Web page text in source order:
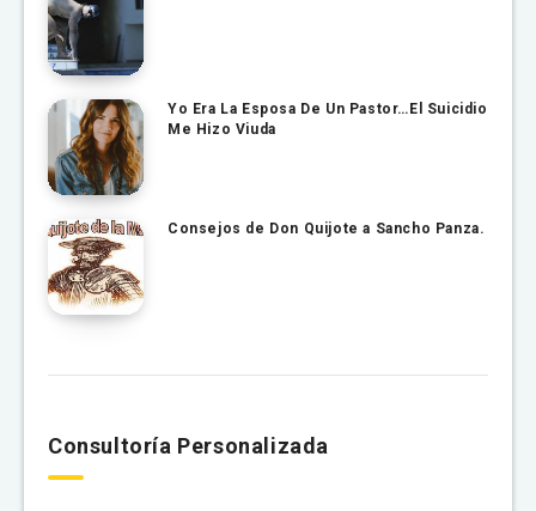
Yo Era La Esposa De Un Pastor…El Suicidio
Me Hizo Viuda
Consejos de Don Quijote a Sancho Panza.
Consultoría Personalizada